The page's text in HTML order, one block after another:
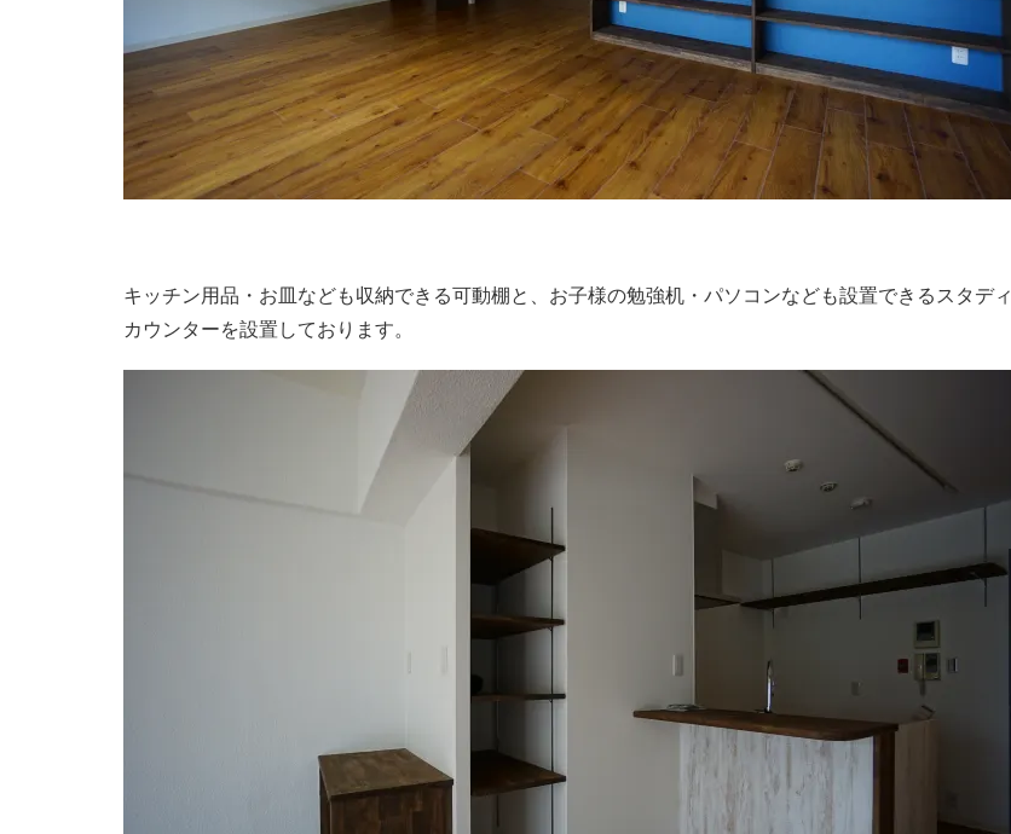
キッチン用品・お皿なども収納できる可動棚と、お子様の勉強机・パソコンなども設置できるスタディ
カウンターを設置しております。